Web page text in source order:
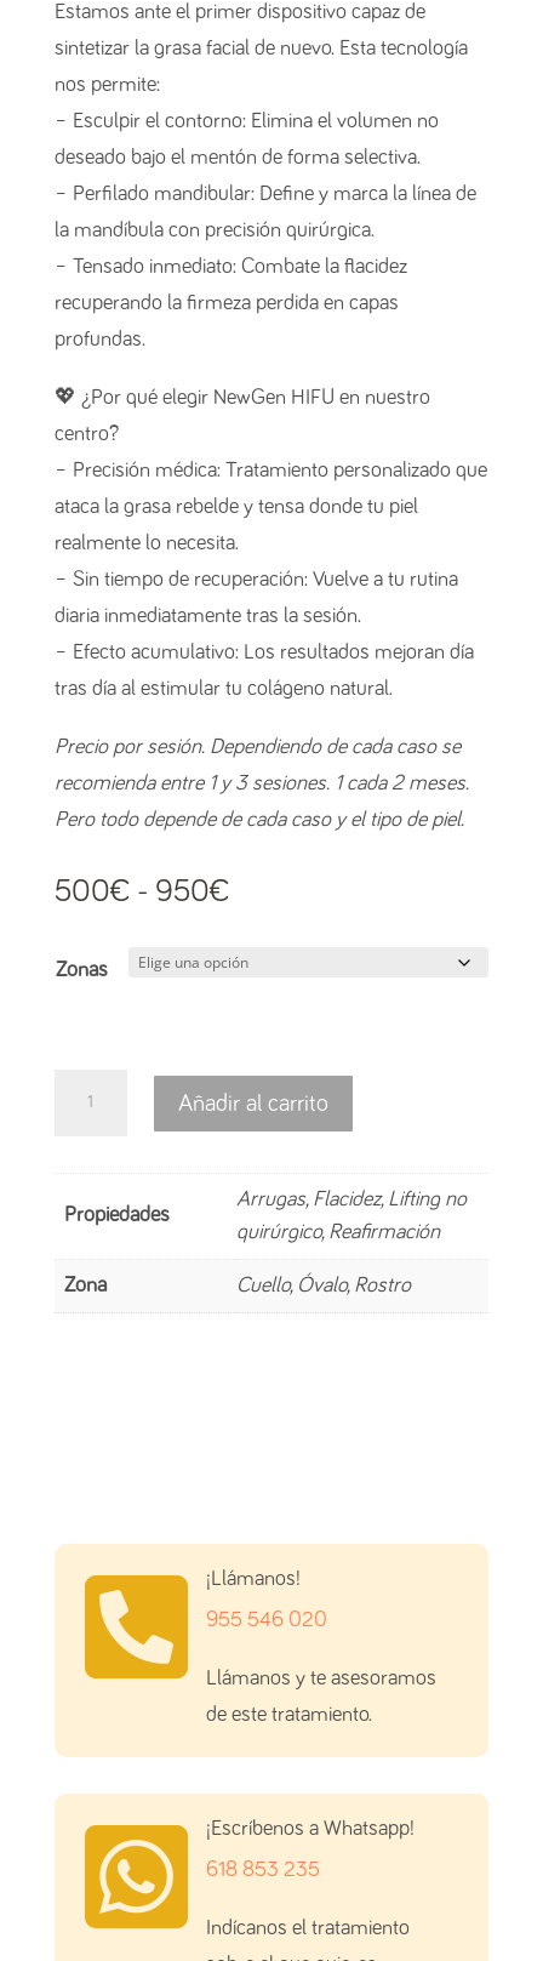
Estamos ante el primer dispositivo capaz de
sintetizar la grasa facial de nuevo. Esta tecnología
nos permite:
– Esculpir el contorno: Elimina el volumen no
deseado bajo el mentón de forma selectiva.
– Perfilado mandibular: Define y marca la línea de
la mandíbula con precisión quirúrgica.
– Tensado inmediato: Combate la flacidez
recuperando la firmeza perdida en capas
profundas.
💖 ¿Por qué elegir NewGen HIFU en nuestro
centro?
– Precisión médica: Tratamiento personalizado que
ataca la grasa rebelde y tensa donde tu piel
realmente lo necesita.
– Sin tiempo de recuperación: Vuelve a tu rutina
diaria inmediatamente tras la sesión.
– Efecto acumulativo: Los resultados mejoran día
tras día al estimular tu colágeno natural.
Precio por sesión. Dependiendo de cada caso se
recomienda entre 1 y 3 sesiones. 1 cada 2 meses.
Pero todo depende de cada caso y el tipo de piel.
500€ - 950€Rango
precios:
hasta
950€
Zonas
Añadir al carrito
Propiedades
Arrugas, Flacidez, Lifting no
quirúrgico, Reafirmación
Zona Cuello, Óvalo, Rostro

¡Llámanos!
955 546 020
Llámanos y te asesoramos
de este tratamiento.

¡Escríbenos a Whatsapp!
618 853 235
Indícanos el tratamiento